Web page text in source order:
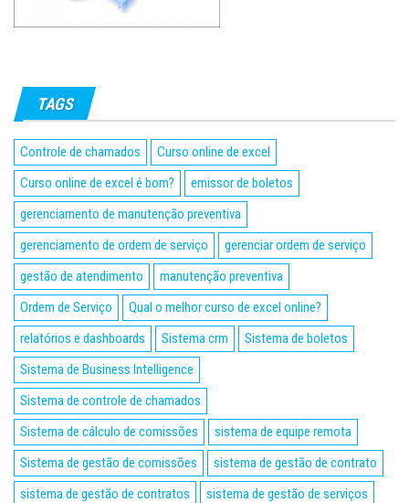
TAGS
Controle de chamados
Curso online de excel
Curso online de excel é bom?
emissor de boletos
gerenciamento de manutenção preventiva
gerenciamento de ordem de serviço
gerenciar ordem de serviço
gestão de atendimento
manutenção preventiva
Ordem de Serviço
Qual o melhor curso de excel online?
relatórios e dashboards
Sistema crm
Sistema de boletos
Sistema de Business Intelligence
Sistema de controle de chamados
Sistema de cálculo de comissões
sistema de equipe remota
Sistema de gestão de comissões
sistema de gestão de contrato
sistema de gestão de contratos
sistema de gestão de serviços